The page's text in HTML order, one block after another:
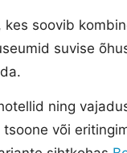
kes soovib
suvise
ning
või